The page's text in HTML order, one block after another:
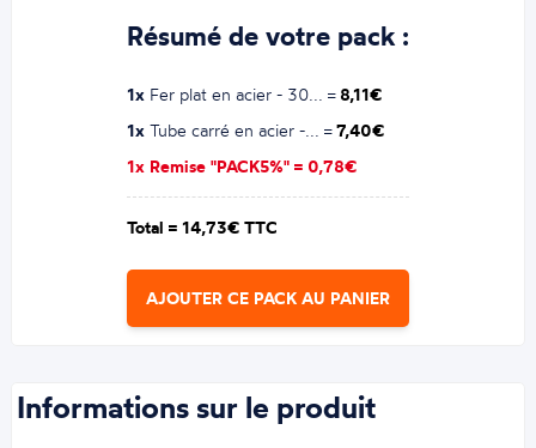
Résumé de votre pack :
1x Fer plat en acier - 30... = 8,11€
1x Tube carré en acier -... =7,40€
1x Remise "PACK5%" = 0,78€
Total = 14,73€ TTC
AJOUTER CE PACK AU PANIER
Informations sur le produit